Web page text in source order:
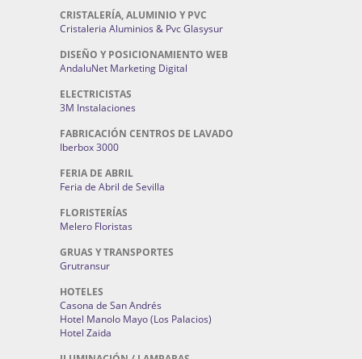
CRISTALERÍA, ALUMINIO Y PVC
Cristaleria Aluminios & Pvc Glasysur
DISEÑO Y POSICIONAMIENTO WEB
AndaluNet Marketing Digital
ELECTRICISTAS
3M Instalaciones
FABRICACIÓN CENTROS DE LAVADO
Iberbox 3000
FERIA DE ABRIL
Feria de Abril de Sevilla
FLORISTERÍAS
Melero Floristas
GRUAS Y TRANSPORTES
Grutransur
HOTELES
Casona de San Andrés
Hotel Manolo Mayo (Los Palacios)
Hotel Zaida